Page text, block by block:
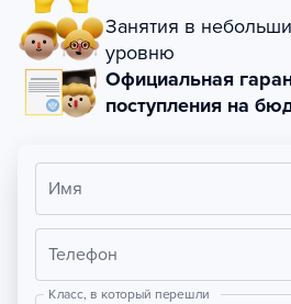
Занятия в
уровню
Официальная
поступления на
Имя
Телефон
Класс, в который перешли